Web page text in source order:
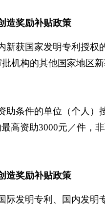
造奖励补贴政策
新获国家发明专利授
机构的其他国家地区
助条件的单位（个人
高资助3000元／件，
造奖励补贴政策
际发明专利、国内发